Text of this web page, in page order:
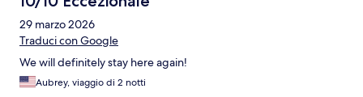
29 marzo 2026
Traduci con Google
We will definitely stay here again!
Aubrey, viaggio di 2 notti